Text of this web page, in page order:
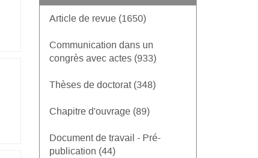
Article de revue (1650)
Communication dans un
congrès avec actes (933)
Thèses de doctorat (348)
Chapitre d'ouvrage (89)
Document de travail - Pré-
publication (44)